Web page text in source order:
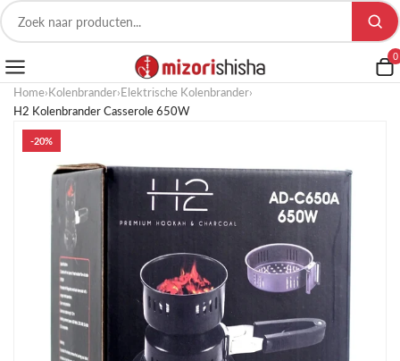
0
Home›Kolenbrander›Elektrische Kolenbrander›
H2 Kolenbrander Casserole 650W
-20%